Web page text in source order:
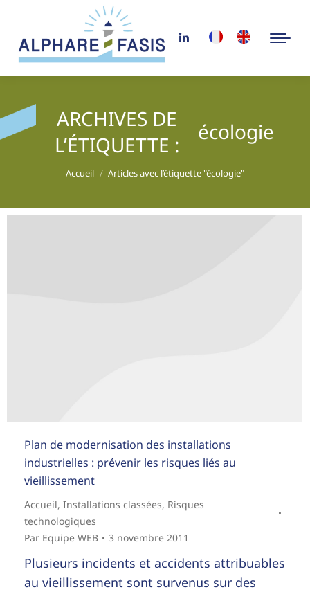
ARCHIVES DE
L’ÉTIQUETTE :
écologie
Vous êtes ici :
Accueil Articles avec l’étiquette "écologie"
Plan de modernisation des installations
industrielles : prévenir les risques liés au
vieillissement
Accueil, Installations classées, Risques
technologiques
Par Equipe WEB 3 novembre 2011
Plusieurs incidents et accidents attribuables
au vieillissement sont survenus sur des